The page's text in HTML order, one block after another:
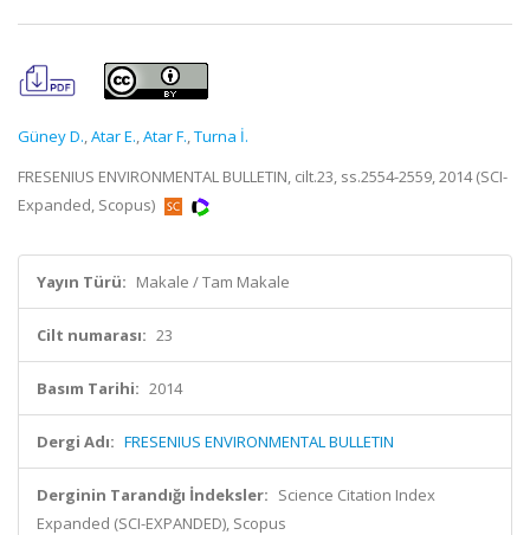
Güney D.,Atar E.,Atar F.,Turna İ.
FRESENIUS ENVIRONMENTAL BULLETIN, cilt.23, ss.2554-2559, 2014 (SCI-
Expanded, Scopus)
Yayın Türü: Makale / Tam Makale
Cilt numarası: 23
Basım Tarihi: 2014
Dergi Adı: FRESENIUS ENVIRONMENTAL BULLETIN
Derginin Tarandığı İndeksler: Science Citation Index
Expanded (SCI-EXPANDED), Scopus